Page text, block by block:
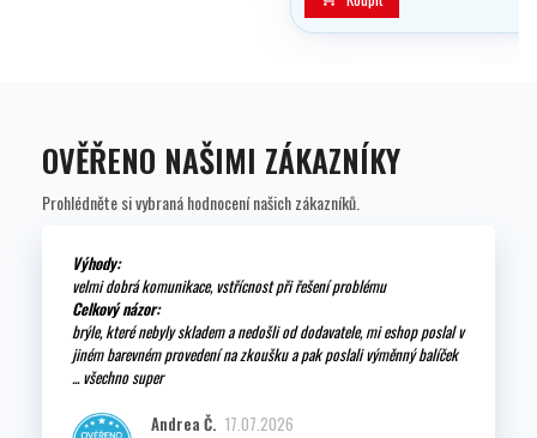
OVĚŘENO NAŠIMI ZÁKAZNÍKY
Prohlédněte si vybraná hodnocení našich zákazníků.
Výhody:
velmi dobrá komunikace, vstřícnost při řešení problému
Celkový názor:
brýle, které nebyly skladem a nedošli od dodavatele, mi eshop poslal v
jiném barevném provedení na zkoušku a pak poslali výměnný balíček
... všechno super
Andrea Č. 17.07.2026